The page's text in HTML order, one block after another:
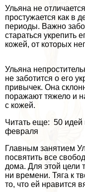
Ульяна не
простужается как в
периоды. Важно
стараться укрепить
кожей, от которых
Ульяна
не заботится о его
привычек. Она
поражают тяжело и
с кожей.
Читать еще: 50 идей
февраля
Главным занятием
посвятить все
дома. Для этой цели
ни времени. Тяга к
то, что ей нравится